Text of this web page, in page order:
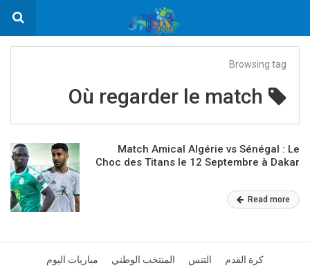
Browsing tag
Où regarder le match
Match Amical Algérie vs Sénégal : Le
Choc des Titans le 12 Septembre à Dakar
Read more
كرة القدم التنس المنتخب الوطني مباريات اليوم